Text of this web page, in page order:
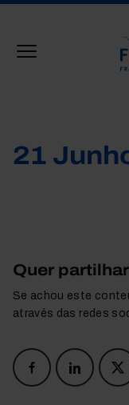
21
Quer
Se achou este
através das redes